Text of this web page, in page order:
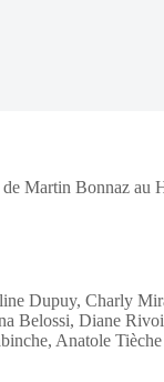
Martin Bonnaz
Dupuy, Charly
Diane
Anatole Tièche